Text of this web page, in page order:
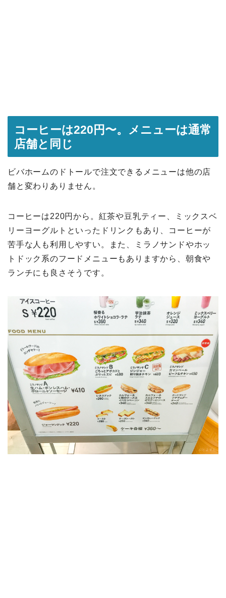
コーヒーは220円〜。メニューは通常
店舗と同じ
ビバホームのドトールで注文できるメニューは他の店
舗と変わりありません。
コーヒーは220円から。紅茶や豆乳ティー、ミックスベ
リーヨーグルトといったドリンクもあり、コーヒーが
苦手な人も利用しやすい。また、ミラノサンドやホッ
トドック系のフードメニューもありますから、朝食や
ランチにも良さそうです。